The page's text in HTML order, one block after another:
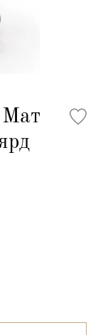
Мат